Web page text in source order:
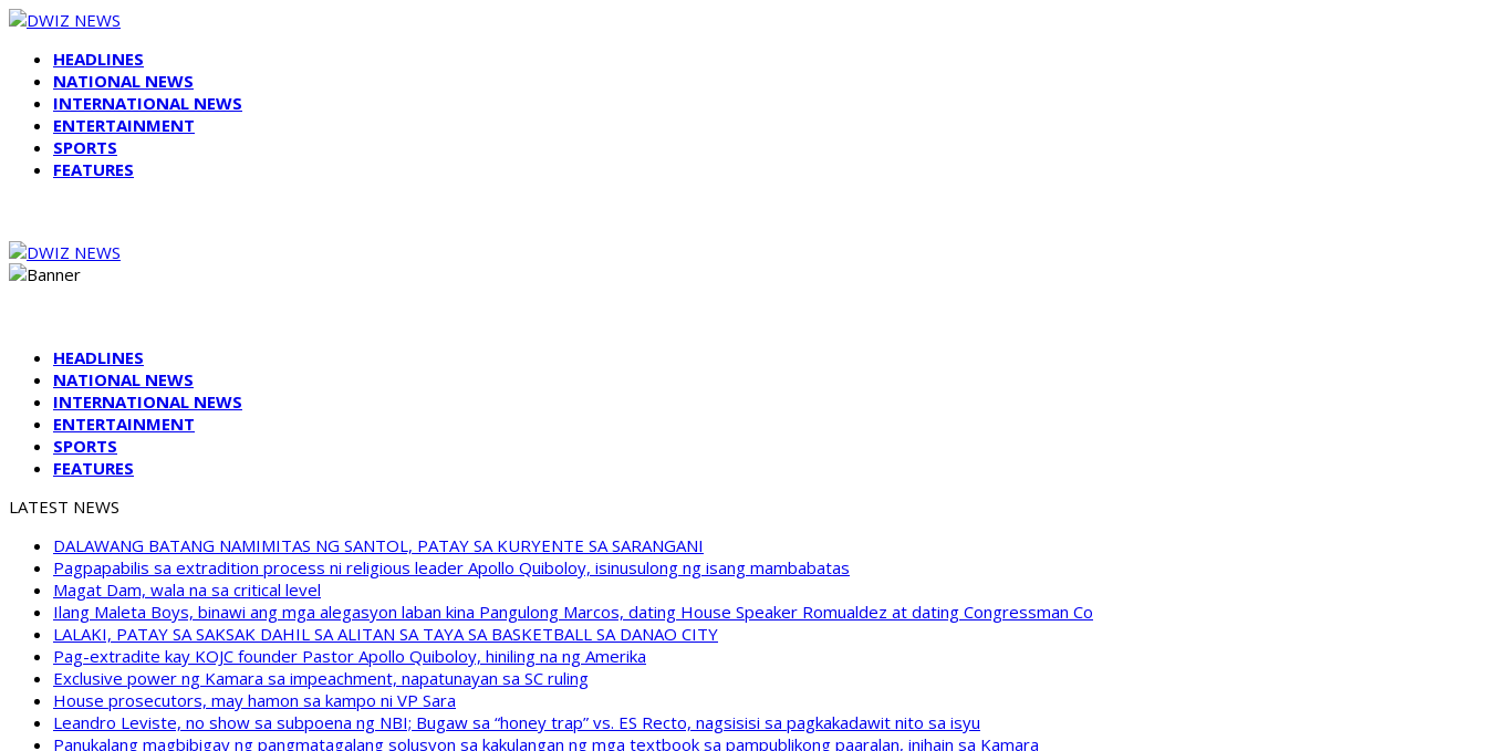
HEADLINES
NATIONAL NEWS
INTERNATIONAL NEWS
ENTERTAINMENT
SPORTS
FEATURES
HEADLINES
NATIONAL NEWS
INTERNATIONAL NEWS
ENTERTAINMENT
SPORTS
FEATURES
LATEST NEWS
DALAWANG BATANG NAMIMITAS NG SANTOL, PATAY SA KURYENTE SA SARANGANI
Pagpapabilis sa extradition process ni religious leader Apollo Quiboloy, isinusulong ng isang mambabatas
Magat Dam, wala na sa critical level
Ilang Maleta Boys, binawi ang mga alegasyon laban kina Pangulong Marcos, dating House Speaker Romualdez at dating Congressman Co
LALAKI, PATAY SA SAKSAK DAHIL SA ALITAN SA TAYA SA BASKETBALL SA DANAO CITY
Pag-extradite kay KOJC founder Pastor Apollo Quiboloy, hiniling na ng Amerika
Exclusive power ng Kamara sa impeachment, napatunayan sa SC ruling
House prosecutors, may hamon sa kampo ni VP Sara
Leandro Leviste, no show sa subpoena ng NBI; Bugaw sa “honey trap” vs. ES Recto, nagsisisi sa pagkakadawit nito sa isyu
Panukalang magbibigay ng pangmatagalang solusyon sa kakulangan ng mga textbook sa pampublikong paaralan, inihain sa Kamara